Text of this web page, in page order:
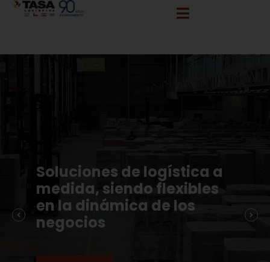
info@tasalogistica.com comercial@tasalogistica.com
Soluciones de logística a
medida, siendo flexibles
en la dinámica de los
negocios